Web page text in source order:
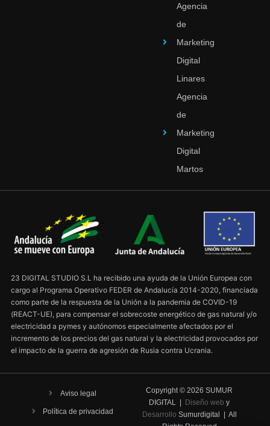
Agencia
de
Marketing
Digital
Linares
Agencia
de
Marketing
Digital
Martos
23 DIGITAL STUDIO S.L ha recibido una ayuda de la Unión Europea con
cargo al Programa Operativo FEDER de Andalucía 2014-2020, financiada
como parte de la respuesta de la Unión a la pandemia de COVID-19
(REACT-UE), para compensar el sobrecoste energético de gas natural y/o
electricidad a pymes y autónomos especialmente afectados por el
incremento de los precios del gas natural y la electricidad provocados por
el impacto de la guerra de agresión de Rusia contra Ucrania.
Copyright ©2026 SUMUR
DIGITAL |
Diseño web y
Desarrollo Sumurdigital | All
Aviso legal
Política de privacidad